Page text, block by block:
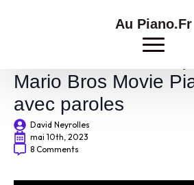
Au Piano.Fr
Bowser – Peaches |
Mario Bros Movie
avec paroles
David Neyrolles
mai 10th, 2023
8 Comments